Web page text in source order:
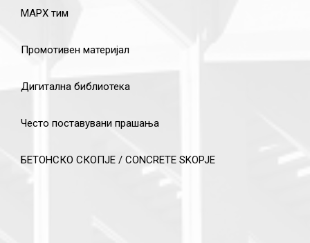
МАРХ тим
Промотивен материјал
Дигитална библиотека
Често поставувани прашања
БЕТОНСКО СКОПЈЕ / CONCRETE SKOPJE